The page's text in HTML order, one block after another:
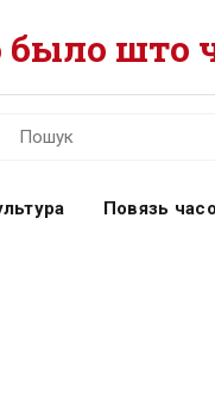
было што
Повязь